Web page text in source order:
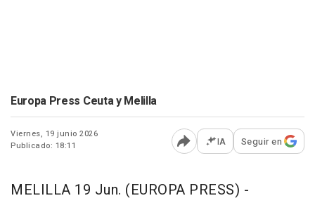
Europa Press Ceuta y Melilla
Viernes, 19 junio 2026
Publicado: 18:11
Abrir opciones para
IA Seguir en
MELILLA 19 Jun. (EUROPA PRESS) -